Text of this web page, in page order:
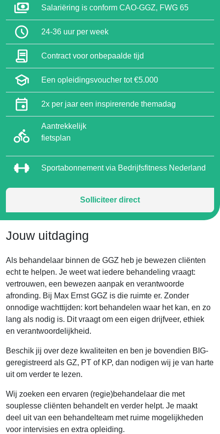
Salariëring is conform CAO-GGZ, FWG 65
24-36 uur per week
Contract voor onbepaalde tijd
Een opleidingsvoucher tot €5.000
2x per jaar een inspirerende themadag
Aantrekkelijk
fietsplan
Sportabonnement via Bedrijfsfitness Nederland
Solliciteer direct
Jouw uitdaging
Als behandelaar binnen de GGZ heb je bewezen cliënten
echt te helpen. Je weet wat iedere behandeling vraagt:
vertrouwen, een bewezen aanpak en verantwoorde
afronding. Bij Max Ernst GGZ is die ruimte er. Zonder
onnodige wachttijden: kort behandelen waar het kan, en zo
lang als nodig is. Dit vraagt om een eigen drijfveer, ethiek
en verantwoordelijkheid.
Beschik jij over deze kwaliteiten en ben je bovendien BIG-
geregistreerd als GZ, PT of KP, dan nodigen wij je van harte
uit om verder te lezen.
Wij zoeken een ervaren (regie)behandelaar die met
souplesse cliënten behandelt en verder helpt. Je maakt
deel uit van een behandelteam met ruime mogelijkheden
voor intervisies en extra opleiding.